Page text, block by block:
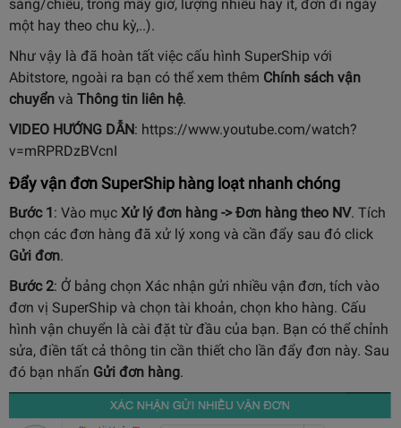
sáng/chiều, trong mấy giờ, lượng nhiều hay ít, đơn đi ngày
một hay theo chu kỳ,..).
Như vậy là đã hoàn tất việc cấu hình SuperShip với
Abitstore, ngoài ra bạn có thể xem thêm Chính sách vận
chuyển và Thông tin liên hệ.
VIDEO HƯỚNG DẪN: https://www.youtube.com/watch?
v=mRPRDzBVcnI
Đẩy vận đơn SuperShip hàng loạt nhanh chóng
Bước 1: Vào mục Xử lý đơn hàng -> Đơn hàng theo NV. Tích
chọn các đơn hàng đã xử lý xong và cần đẩy sau đó click
Gửi đơn.
Bước 2: Ở bảng chọn Xác nhận gửi nhiều vận đơn, tích vào
đơn vị SuperShip và chọn tài khoản, chọn kho hàng. Cấu
hình vận chuyển là cài đặt từ đầu của bạn. Bạn có thể chỉnh
sửa, điền tất cả thông tin cần thiết cho lần đẩy đơn này. Sau
đó bạn nhấn Gửi đơn hàng.